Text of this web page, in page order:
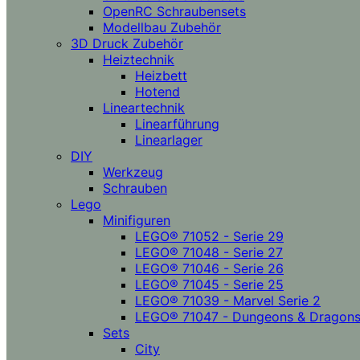
OpenRC Schraubensets
Modellbau Zubehör
3D Druck Zubehör
Heiztechnik
Heizbett
Hotend
Lineartechnik
Linearführung
Linearlager
DIY
Werkzeug
Schrauben
Lego
Minifiguren
LEGO® 71052 - Serie 29
LEGO® 71048 - Serie 27
LEGO® 71046 - Serie 26
LEGO® 71045 - Serie 25
LEGO® 71039 - Marvel Serie 2
LEGO® 71047 - Dungeons & Dragons
Sets
City